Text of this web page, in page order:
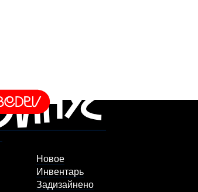
Новое
Инвентарь
Задизайнено